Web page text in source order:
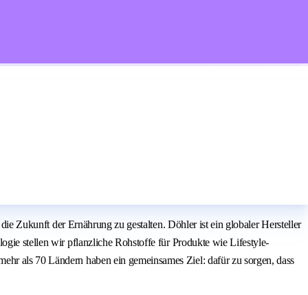
Zukunft der Ernährung zu gestalten. Döhler ist ein globaler Hersteller
stellen wir pflanzliche Rohstoffe für Produkte wie Lifestyle-
als 70 Ländern haben ein gemeinsames Ziel: dafür zu sorgen, dass